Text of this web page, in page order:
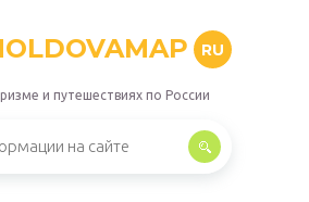
RU
и путешествиях по России